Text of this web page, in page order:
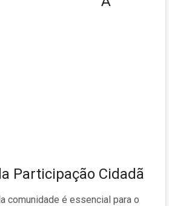
Participação Cidadã
comunidade é essencial para o